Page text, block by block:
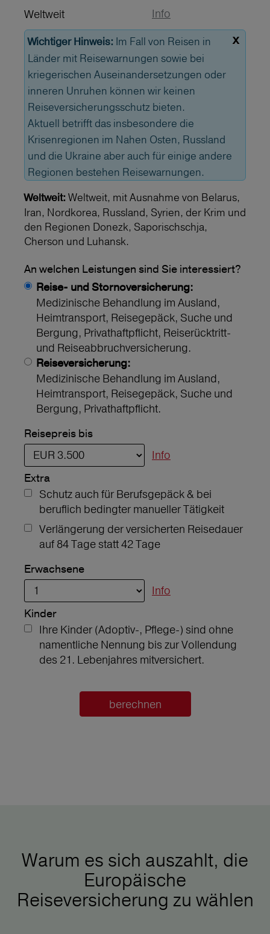
Weltweit
Info
x
Wichtiger Hinweis: Im Fall von Reisen in
Länder mit Reisewarnungen sowie bei
kriegerischen Auseinandersetzungen oder
inneren Unruhen können wir keinen
Reiseversicherungsschutz bieten.
Aktuell betrifft das insbesondere die
Krisenregionen im Nahen Osten, Russland
und die Ukraine aber auch für einige andere
Regionen bestehen Reisewarnungen.
Weltweit: Weltweit, mit Ausnahme von Belarus,
Iran, Nordkorea, Russland, Syrien, der Krim und
den Regionen Donezk, Saporischschja,
Cherson und Luhansk.
An welchen Leistungen sind Sie interessiert?
Reise- und Stornoversicherung:
Medizinische Behandlung im Ausland,
Heimtransport, Reisegepäck, Suche und
Bergung, Privathaftpflicht, Reiserücktritt-
und Reiseabbruchversicherung.
Reiseversicherung:
Medizinische Behandlung im Ausland,
Heimtransport, Reisegepäck, Suche und
Bergung, Privathaftpflicht.
Reisepreis bis
Info
Extra
Schutz auch für Berufsgepäck & bei
beruflich bedingter manueller Tätigkeit
Verlängerung der versicherten Reisedauer
auf 84 Tage statt 42 Tage
Erwachsene
Info
Kinder
Ihre Kinder (Adoptiv-, Pflege-) sind ohne
namentliche Nennung bis zur Vollendung
des 21. Lebenjahres mitversichert.
berechnen
Warum es sich auszahlt, die
Europäische
Reiseversicherung zu wählen